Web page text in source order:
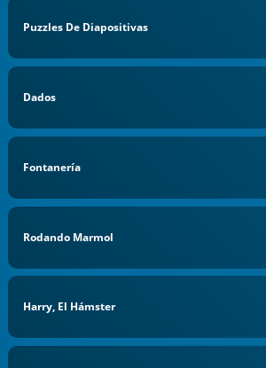
Puzzles De Diapositivas
Dados
Fontanería
Rodando Marmol
Harry, El Hámster